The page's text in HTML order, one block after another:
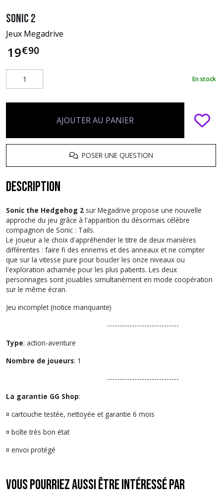
Sonic 2
Jeux Megadrive
19€90
En stock
AJOUTER AU PANIER
POSER UNE QUESTION
Description
Sonic the Hedgehog 2 sur Megadrive propose une nouvelle
approche du jeu grâce à l'apparition du désormais célèbre
compagnon de Sonic : Tails.
Le joueur a le choix d'appréhender le titre de deux manières
différentes : faire fi des ennemis et des anneaux et ne compter
que sur la vitesse pure pour boucler les onze niveaux ou
l'exploration acharnée pour les plus patients. Les deux
personnages sont jouables simultanément en mode coopération
sur le même écran.
Jeu incomplet (notice manquante)
-----------------------------
Type: action-aventure
Nombre de joueurs: 1
-----------------------------
La garantie GG Shop:
¤ cartouche testée, nettoyée et garantie 6 mois
¤ boîte très bon état
¤ envoi protégé
Vous pourriez aussi être intéressé par